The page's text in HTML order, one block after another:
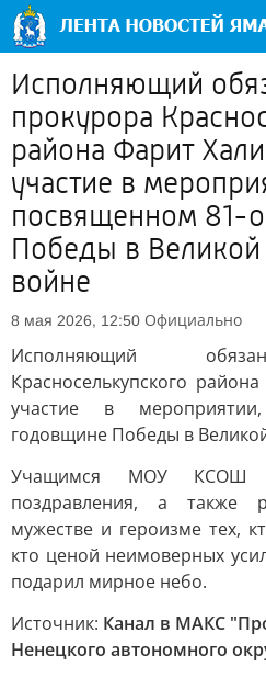
Исполняющий
прокурора
района Фарит
участие в
посвященном 81-
Победы в Великой
войне
8 мая 2026, 12:50 Официально
Исполняющий
Красноселькупского
участие в
годовщине Победы в
Учащимся МОУ КСОШ
поздравления, а также
мужестве и героизме тех,
кто ценой неимоверных
подарил мирное небо.
Источник: Канал в МАКС
Ненецкого автономного